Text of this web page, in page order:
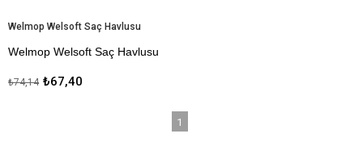
Welmop Welsoft Saç Havlusu
Welmop Welsoft Saç Havlusu
Wellsoft Boneler saçı çabuk
kuruttuğu için, saçlar için çok
₺67,40
₺74,14
1